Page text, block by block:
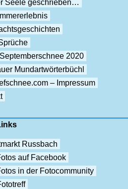
Seele geschrieben…
2020
Mundartwörterbüchl
– Impressum
Russbach
auf Facebook
in der Fotocommunity